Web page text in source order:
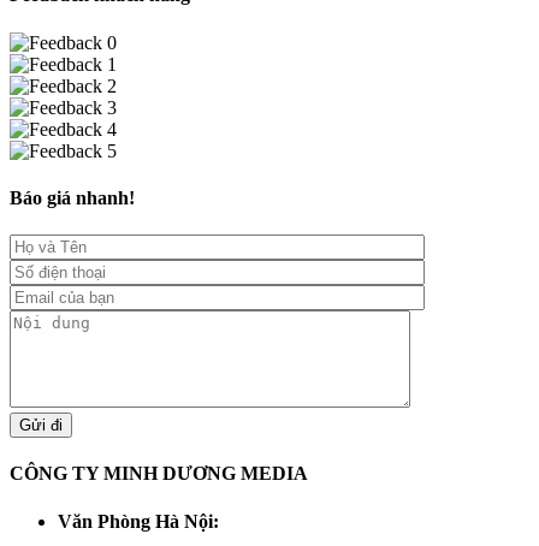
Báo giá nhanh!
CÔNG TY MINH DƯƠNG MEDIA
Văn Phòng Hà Nội: